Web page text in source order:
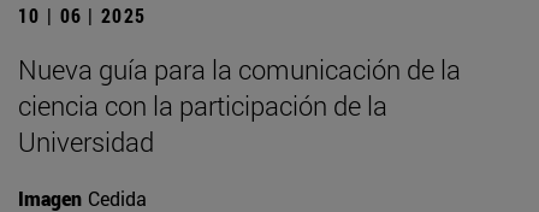
10 | 06 | 2025
Nueva guía para la comunicación de la
ciencia con la participación de la
Universidad
Imagen Cedida